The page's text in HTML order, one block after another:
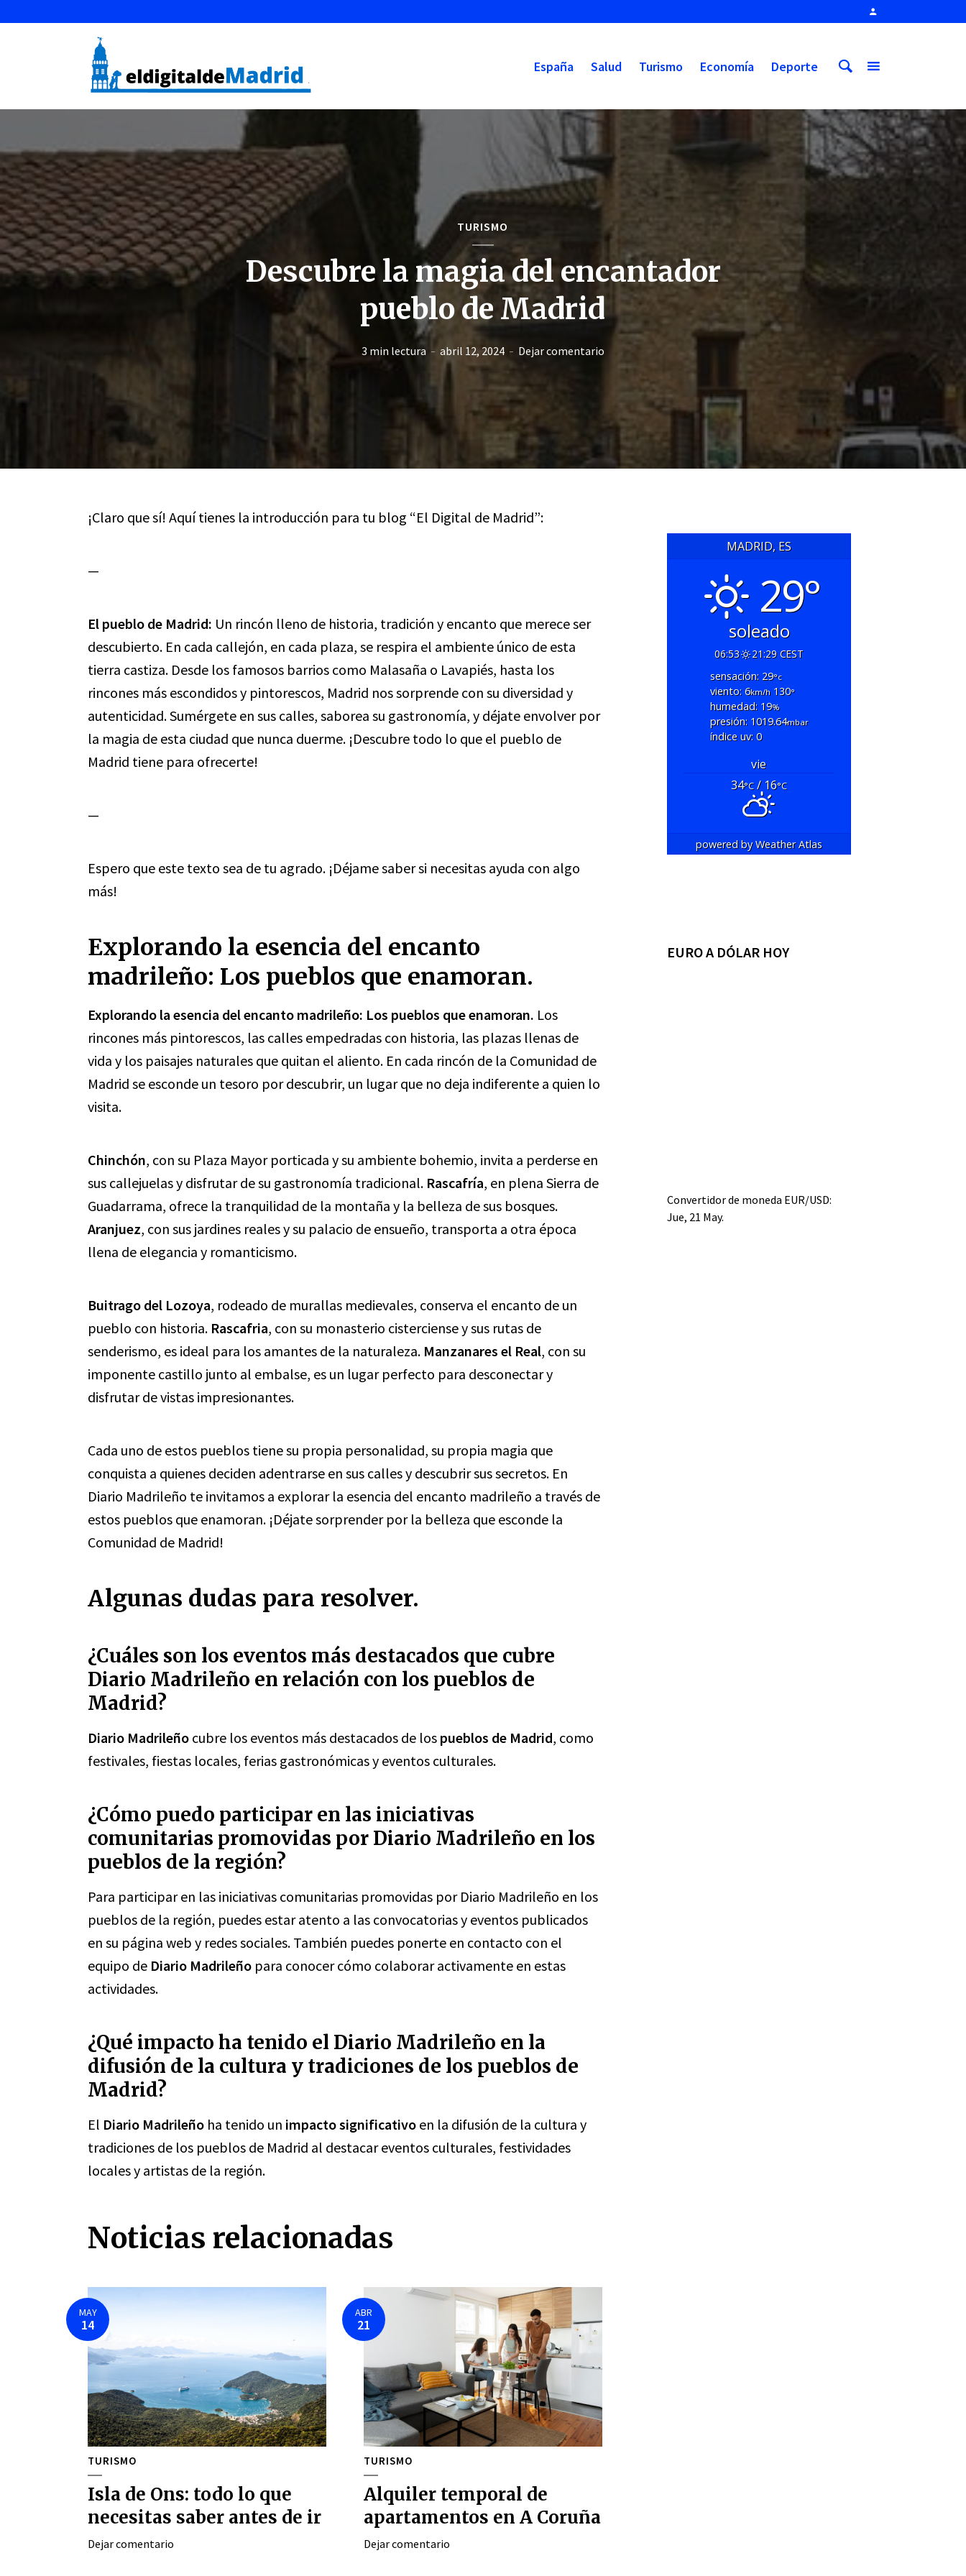
España Salud Turismo Economía Deporte
TURISMO
Descubre la magia del encantador
pueblo de Madrid
3 min lectura abril 12, 2024 Dejar comentario
¡Claro que sí! Aquí tienes la introducción para tu blog “El Digital de Madrid”:
—
El pueblo de Madrid: Un rincón lleno de historia, tradición y encanto que merece ser
descubierto. En cada callejón, en cada plaza, se respira el ambiente único de esta
tierra castiza. Desde los famosos barrios como Malasaña o Lavapiés, hasta los
rincones más escondidos y pintorescos, Madrid nos sorprende con su diversidad y
autenticidad. Sumérgete en sus calles, saborea su gastronomía, y déjate envolver por
la magia de esta ciudad que nunca duerme. ¡Descubre todo lo que el pueblo de
Madrid tiene para ofrecerte!
—
Espero que este texto sea de tu agrado. ¡Déjame saber si necesitas ayuda con algo
más!
Explorando la esencia del encanto
madrileño: Los pueblos que enamoran.
Explorando la esencia del encanto madrileño: Los pueblos que enamoran. Los
rincones más pintorescos, las calles empedradas con historia, las plazas llenas de
vida y los paisajes naturales que quitan el aliento. En cada rincón de la Comunidad de
Madrid se esconde un tesoro por descubrir, un lugar que no deja indiferente a quien lo
visita.
Chinchón, con su Plaza Mayor porticada y su ambiente bohemio, invita a perderse en
sus callejuelas y disfrutar de su gastronomía tradicional. Rascafría, en plena Sierra de
Guadarrama, ofrece la tranquilidad de la montaña y la belleza de sus bosques.
Aranjuez, con sus jardines reales y su palacio de ensueño, transporta a otra época
llena de elegancia y romanticismo.
Buitrago del Lozoya, rodeado de murallas medievales, conserva el encanto de un
pueblo con historia. Rascafria, con su monasterio cisterciense y sus rutas de
senderismo, es ideal para los amantes de la naturaleza. Manzanares el Real, con su
imponente castillo junto al embalse, es un lugar perfecto para desconectar y
disfrutar de vistas impresionantes.
Cada uno de estos pueblos tiene su propia personalidad, su propia magia que
conquista a quienes deciden adentrarse en sus calles y descubrir sus secretos. En
Diario Madrileño te invitamos a explorar la esencia del encanto madrileño a través de
estos pueblos que enamoran. ¡Déjate sorprender por la belleza que esconde la
Comunidad de Madrid!
Algunas dudas para resolver.
¿Cuáles son los eventos más destacados que cubre
Diario Madrileño en relación con los pueblos de
Madrid?
Diario Madrileño cubre los eventos más destacados de los pueblos de Madrid, como
festivales, fiestas locales, ferias gastronómicas y eventos culturales.
¿Cómo puedo participar en las iniciativas
comunitarias promovidas por Diario Madrileño en los
pueblos de la región?
Para participar en las iniciativas comunitarias promovidas por Diario Madrileño en los
pueblos de la región, puedes estar atento a las convocatorias y eventos publicados
en su página web y redes sociales. También puedes ponerte en contacto con el
equipo de Diario Madrileño para conocer cómo colaborar activamente en estas
actividades.
¿Qué impacto ha tenido el Diario Madrileño en la
difusión de la cultura y tradiciones de los pueblos de
Madrid?
El Diario Madrileño ha tenido un impacto significativo en la difusión de la cultura y
tradiciones de los pueblos de Madrid al destacar eventos culturales, festividades
locales y artistas de la región.
Noticias relacionadas
MAY
14
TURISMO
Isla de Ons: todo lo que
necesitas saber antes de ir
Dejar comentario
ABR
21
TURISMO
Alquiler temporal de
apartamentos en A Coruña
Dejar comentario
MADRID, ES
29°
soleado
06:53
21:29 CEST
sensación: 29°c
viento: 6km/h130°
humedad: 19%
presión: 1019.64mbar
índice uv: 0
vie
34°C/ 16°C
powered byWeather Atlas
EURO A DÓLAR HOY
Convertidor de moneda EUR/USD:
Jue, 21 May.